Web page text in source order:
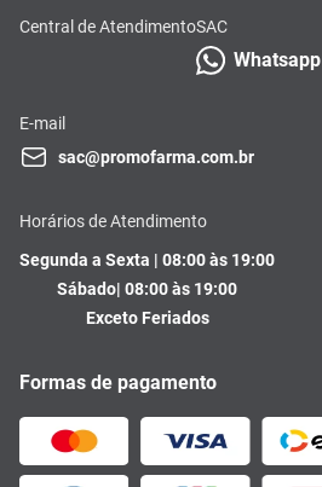
Central de AtendimentoSAC
Whatsapp
E-mail
sac@promofarma.com.br
Horários de Atendimento
Segunda a Sexta | 08:00 às 19:00
Sábado| 08:00 às 19:00
Exceto Feriados
Formas de pagamento